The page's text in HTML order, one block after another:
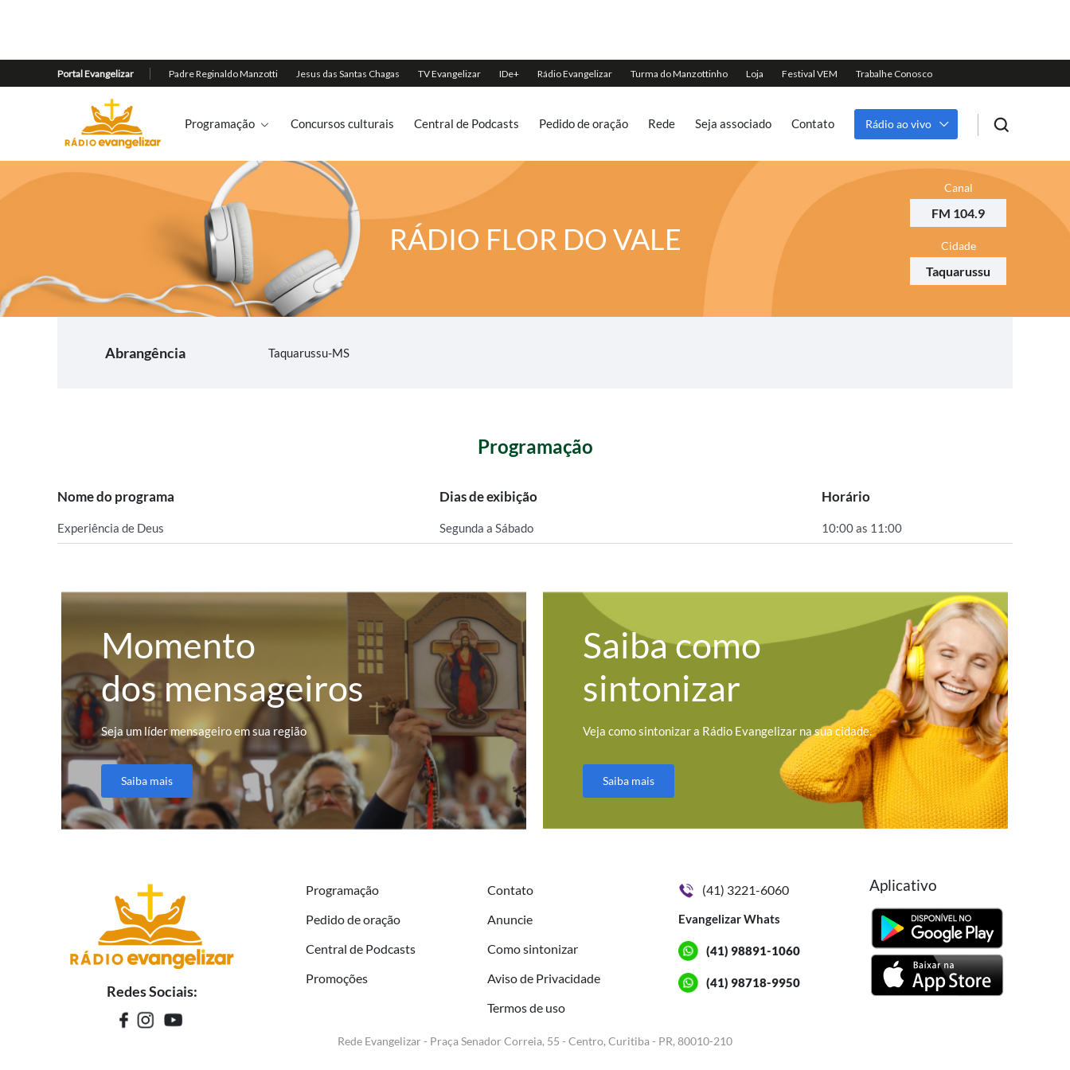
Programação Concursos culturais Central de Podcasts Pedido de oração Rede Seja associado Contato Rádio ao vivo
RÁDIO FLOR DO VALE
Canal
FM 104.9
Cidade
Taquarussu
Abrangência Taquarussu-MS
Programação
Nome do programa Dias de exibição Horário
Experiência de Deus Segunda a Sábado 10:00 as 11:00
Momento
dos mensageiros
Seja um líder mensageiro em sua região
Saiba mais
Saiba como
sintonizar
Veja como sintonizar a Rádio Evangelizar na sua cidade.
Saiba mais
Redes Sociais:
Programação
Pedido de oração
Central de Podcasts
Promoções
Contato
Anuncie
Como sintonizar
Aviso de Privacidade
Termos de uso
(41) 3221-6060
Evangelizar Whats
(41) 98891-1060
(41) 98718-9950
Aplicativo
Rede Evangelizar - Praça Senador Correia, 55 - Centro, Curitiba - PR, 80010-210